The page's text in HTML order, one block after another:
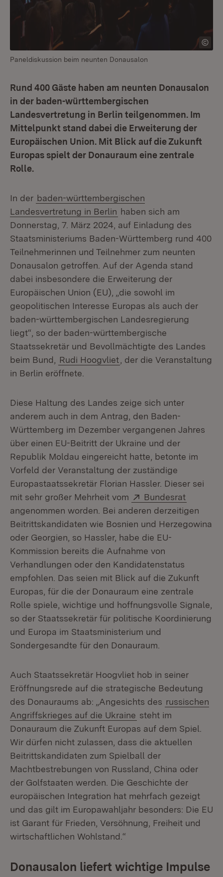
Paneldiskussion beim neunten Donausalon
Rund 400 Gäste haben am neunten Donausalon
in der baden-württembergischen
Landesvertretung in Berlin teilgenommen. Im
Mittelpunkt stand dabei die Erweiterung der
Europäischen Union. Mit Blick auf die Zukunft
Europas spielt der Donauraum eine zentrale
Rolle.
In der baden-württembergischen
Landesvertretung in Berlin haben sich am
Donnerstag, 7. März 2024, auf Einladung des
Staatsministeriums Baden-Württemberg rund 400
Teilnehmerinnen und Teilnehmer zum neunten
Donausalon getroffen. Auf der Agenda stand
dabei insbesondere die Erweiterung der
Europäischen Union (EU), „die sowohl im
geopolitischen Interesse Europas als auch der
baden-württembergischen Landesregierung
liegt“, so der baden-württembergische
Staatssekretär und Bevollmächtigte des Landes
beim Bund,
Rudi Hoogvliet , der die Veranstaltung
in Berlin eröffnete.
Diese Haltung des Landes zeige sich unter
anderem auch in dem Antrag, den Baden-
Württemberg im Dezember vergangenen Jahres
über einen EU-Beitritt der Ukraine und der
Republik Moldau eingereicht hatte, betonte im
Vorfeld der Veranstaltung der zuständige
Europastaatssekretär Florian Hassler. Dieser sei
mit sehr großer Mehrheit vom
Extern:
Bundesrat
angenommen worden. Bei anderen derzeitigen
Beitrittskandidaten wie Bosnien und Herzegowina
oder Georgien, so Hassler, habe die EU-
Kommission bereits die Aufnahme von
Verhandlungen oder den Kandidatenstatus
empfohlen. Das seien mit Blick auf die Zukunft
Europas, für die der Donauraum eine zentrale
Rolle spiele, wichtige und hoffnungsvolle Signale,
so der Staatssekretär für politische Koordinierung
und Europa im Staatsministerium und
Sondergesandte für den Donauraum.
Auch Staatssekretär Hoogvliet hob in seiner
Eröffnungsrede auf die strategische Bedeutung
des Donauraums ab: „Angesichts des russischen
Angriffskrieges auf die Ukraine steht im
Donauraum die Zukunft Europas auf dem Spiel.
Wir dürfen nicht zulassen, dass die aktuellen
Beitrittskandidaten zum Spielball der
Machtbestrebungen von Russland, China oder
der Golfstaaten werden. Die Geschichte der
europäischen Integration hat mehrfach gezeigt
und das gilt im Europawahljahr besonders: Die EU
ist Garant für Frieden, Versöhnung, Freiheit und
wirtschaftlichen Wohlstand.“
Donausalon liefert wichtige Impulse